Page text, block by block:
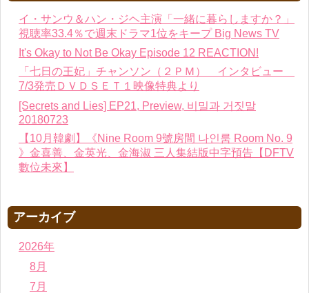
イ・サンウ＆ハン・ジヘ主演「一緒に暮らしますか？」
視聴率33.4％で週末ドラマ1位をキープ Big News TV
It's Okay to Not Be Okay Episode 12 REACTION!
「七日の王妃」チャンソン（２ＰＭ） インタビュー
7/3発売ＤＶＤＳＥＴ１映像特典より
[Secrets and Lies] EP21, Preview, 비밀과 거짓말
20180723
【10月韓劇】《Nine Room 9號房間 나인룸 Room No. 9
》金喜善、金英光、金海淑 三人集結版中字預告【DFTV
數位未來】
アーカイブ
2026年
8月
7月